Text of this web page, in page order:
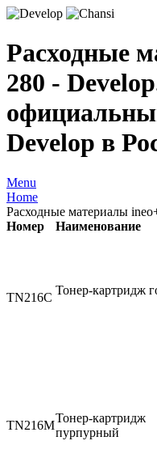
Расходные
280 -
Develop в
Menu
Home
Расходные материалы
Номер
Наименование
TN216C
Тонер-картридж
TN216M
Тонер-картридж
пурпурный